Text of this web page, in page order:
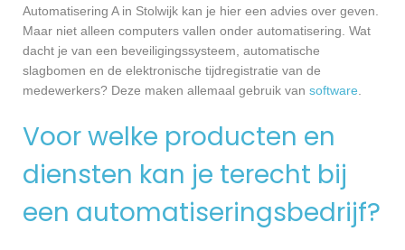
Automatisering A in Stolwijk kan je hier een advies over geven.
Maar niet alleen computers vallen onder automatisering. Wat
dacht je van een beveiligingssysteem, automatische
slagbomen en de elektronische tijdregistratie van de
medewerkers? Deze maken allemaal gebruik van software
Voor welke producten en
diensten kan je terecht bij
een automatiseringsbedrijf?